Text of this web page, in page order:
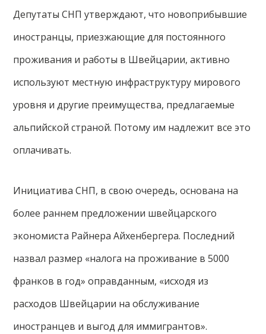
Депутаты СНП утверждают, что новоприбывшие
иностранцы, приезжающие для постоянного
проживания и работы в Швейцарии, активно
используют местную инфраструктуру мирового
уровня и другие преимущества, предлагаемые
альпийской страной. Потому им надлежит все это
оплачивать.
Инициатива СНП, в свою очередь, основана на
более раннем предложении швейцарского
экономиста Райнера Айхенбергера. Последний
назвал размер «налога на проживание в 5000
франков в год» оправданным, «исходя из
расходов Швейцарии на обслуживание
иностранцев и выгод для иммигрантов».